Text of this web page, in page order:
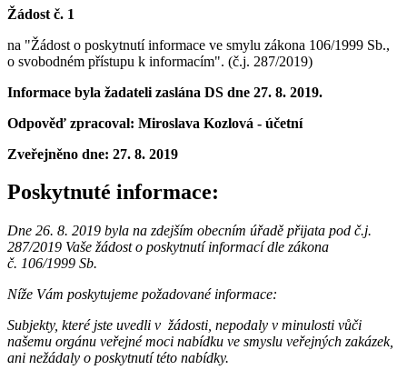
Žádost č. 1
na "Žádost o poskytnutí informace ve smylu zákona 106/1999 Sb.,
o svobodném přístupu k informacím". (č.j. 287/2019)
Informace byla žadateli zaslána DS dne 27. 8. 2019.
Odpověď zpracoval: Miroslava Kozlová - účetní
Zveřejněno dne: 27. 8. 2019
Poskytnuté informace:
Dne 26. 8. 2019 byla na zdejším obecním úřadě přijata pod č.j.
287/2019 Vaše žádost o poskytnutí informací dle zákona
č. 106/1999 Sb.
Níže Vám poskytujeme požadované informace:
Subjekty, které jste uvedli v žádosti, nepodaly v minulosti vůči
našemu orgánu veřejné moci nabídku ve smyslu veřejných zakázek,
ani nežádaly o poskytnutí této nabídky.